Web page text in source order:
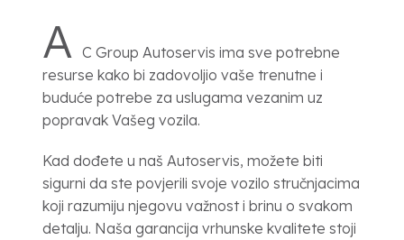
A C Group Autoservis ima sve potrebne
resurse kako bi zadovoljio vaše trenutne i
buduće potrebe za uslugama vezanim uz
popravak Vašeg vozila.
Kad dođete u naš Autoservis, možete biti
sigurni da ste povjerili svoje vozilo stručnjacima
koji razumiju njegovu važnost i brinu o svakom
detalju. Naša garancija vrhunske kvalitete stoji